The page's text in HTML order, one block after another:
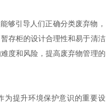
引导人们正确分类废弃物，
存柜的设计合理性和易于清洁
度和风险，提高废弃物管理的
提升环境保护意识的重要设